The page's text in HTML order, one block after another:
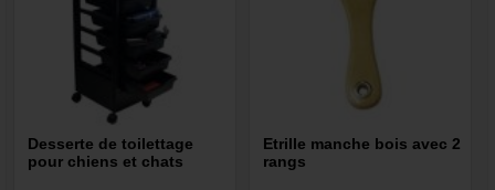
Desserte de toilettage
pour chiens et chats
Etrille manche bois avec 2
rangs